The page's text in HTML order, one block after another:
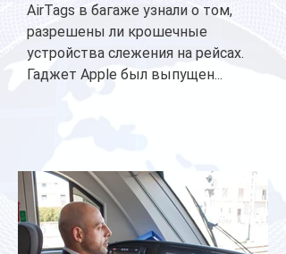
AirTags в багаже узнали о том,
разрешены ли крошечные
устройства слежения на рейсах.
Гаджет Apple был выпущен...